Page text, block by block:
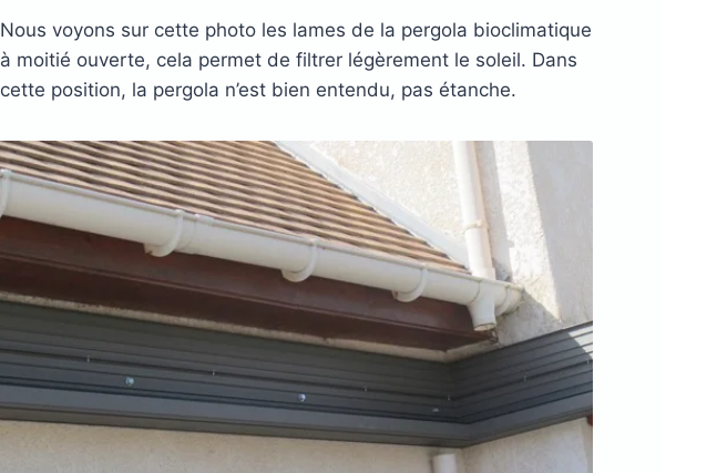
Nous voyons sur cette photo les lames de la pergola bioclimatique
à moitié ouverte, cela permet de filtrer légèrement le soleil. Dans
cette position, la pergola n’est bien entendu, pas étanche.